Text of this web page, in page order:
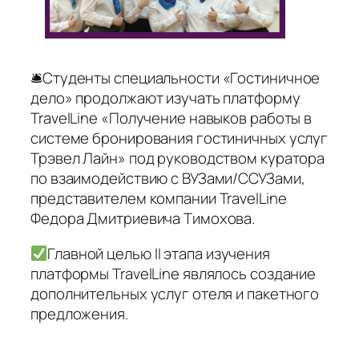
🛎Студенты специальности «Гостиничное
дело» продолжают изучать платформу
TravelLine «Получение навыков работы в
системе бронирования гостиничных услуг
Трэвел Лайн» под руководством куратора
по взаимодействию с ВУЗами/ССУЗами,
представителем компании TravelLine
Федора Дмитриевича Тимохова.
Главной целью II этапа изучения
платформы TravelLine являлось создание
дополнительных услуг отеля и пакетного
предложения.